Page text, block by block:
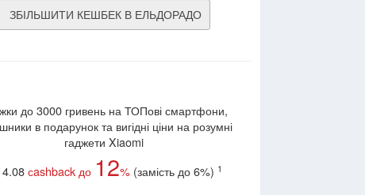
ЗБІЛЬШИТИ КЕШБЕК В ЕЛЬДОРАДО
до 3000 гривень на ТОПові смартфони,
в подарунок та вигідні ціни на розумні
гаджети Xiaomi
сashback до 12%(замість до 6%) 1